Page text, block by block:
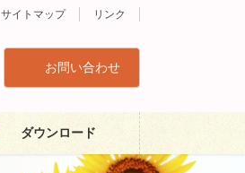
サイトマップ リンク
お問い合わせ
ダウンロード